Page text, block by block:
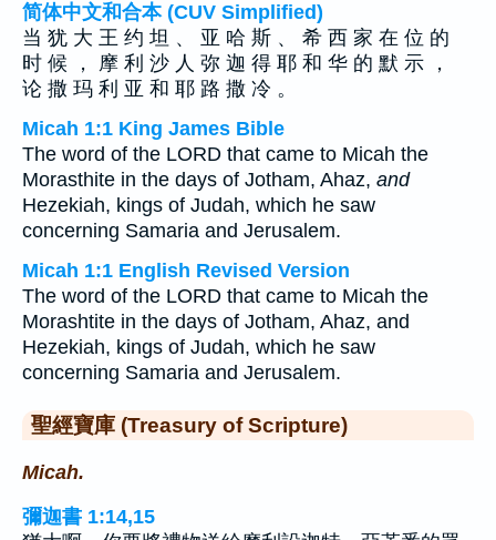
简体中文和合本 (CUV Simplified)
当 犹 大 王 约 坦 、 亚 哈 斯 、 希 西 家 在 位 的
时 候 ， 摩 利 沙 人 弥 迦 得 耶 和 华 的 默 示 ，
论 撒 玛 利 亚 和 耶 路 撒 冷 。
Micah 1:1 King James Bible
The word of the LORD that came to Micah the
Morasthite in the days of Jotham, Ahaz, and
Hezekiah, kings of Judah, which he saw
concerning Samaria and Jerusalem.
Micah 1:1 English Revised Version
The word of the LORD that came to Micah the
Morashtite in the days of Jotham, Ahaz, and
Hezekiah, kings of Judah, which he saw
concerning Samaria and Jerusalem.
聖經寶庫 (Treasury of Scripture)
Micah.
彌迦書 1:14,15